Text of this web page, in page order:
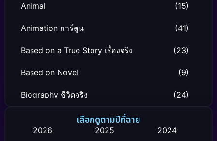
Animal (15)
Animation การ์ตูน (41)
Based on a True Story เรื่องจริง (23)
Based on Novel (9)
Biography ชีวิตจริง (24)
เลือกดูตามปีที่ฉาย
2026 2025
2024